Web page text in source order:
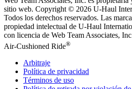
sitio web. Copyright © 2026 U-Haul
Todos los derechos reservados. Las
propiedad intelectual de U-Haul
con licencia de Web Team Associates,
Air-Cushioned Ride®
Arbitraje
Política de privacidad
Términos de uso